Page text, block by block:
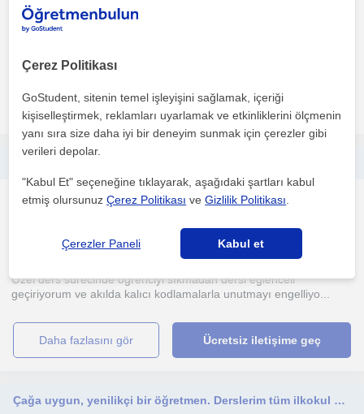
13 yıllık tecrübeyle İlkokul kademesindeki tüm derslerden özel
ders ihtiyacı ve akademik olarak destek isteyen her ...
1. ders ücretsiz
daha fazlasını gör Ücretsiz iletişime geç
Ilkokul
Özel ders sürecinde öğrenciyi sıkmadan dersi eğlenceli
geçiriyorum ve akılda kalıcı kodlamalarla unutmayı engelliyo...
daha fazlasını gör Ücretsiz iletişime geç
Çağa uygun, yenilikçi bir öğretmen. Derslerim tüm ilkokul düzeyi için uygundur.
Çerez Politikası
GoStudent, sitenin temel işleyişini sağlamak, içeriği
kişiselleştirmek, reklamları uyarlamak ve etkinliklerini ölçmenin
yanı sıra size daha iyi bir deneyim sunmak için çerezler gibi
verileri depolar.
"Kabul Et" seçeneğine tıklayarak, aşağıdaki şartları kabul
etmiş olursunuzÇerez Politikası veGizlilik Politikası
Çerezler Paneli Kabul et